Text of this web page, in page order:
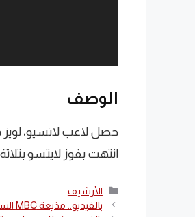
الوصف
حصل لاعب لاتسيو، لويز
انتهت بفوز لايتسو
التصنيفات
الأرشيف
بالفيديو.. مذيعة MBC السعودية سارلين أحمد تتجه لعالم الملاكمة